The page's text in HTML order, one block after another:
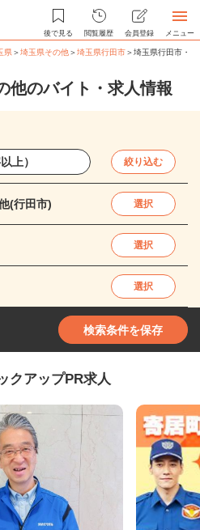
後で見る 閲覧履歴 会員登録 メニュー
県＞埼玉県その他＞埼玉県行田市＞埼玉県行田市・
他のバイト・求人情報
絞り込む
(行田市) 選択
選択
選択
検索条件を保存
クアップPR求人